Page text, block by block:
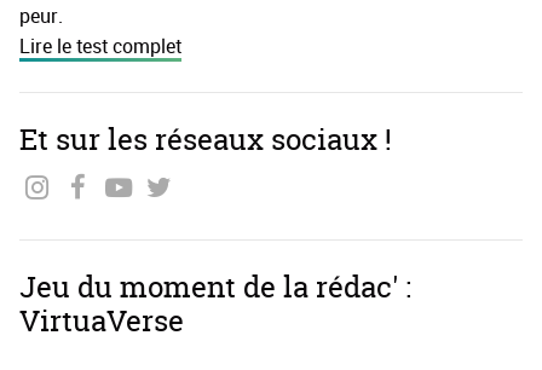
peur.
Lire le test complet
Et sur les réseaux sociaux !
Jeu du moment de la rédac' :
VirtuaVerse